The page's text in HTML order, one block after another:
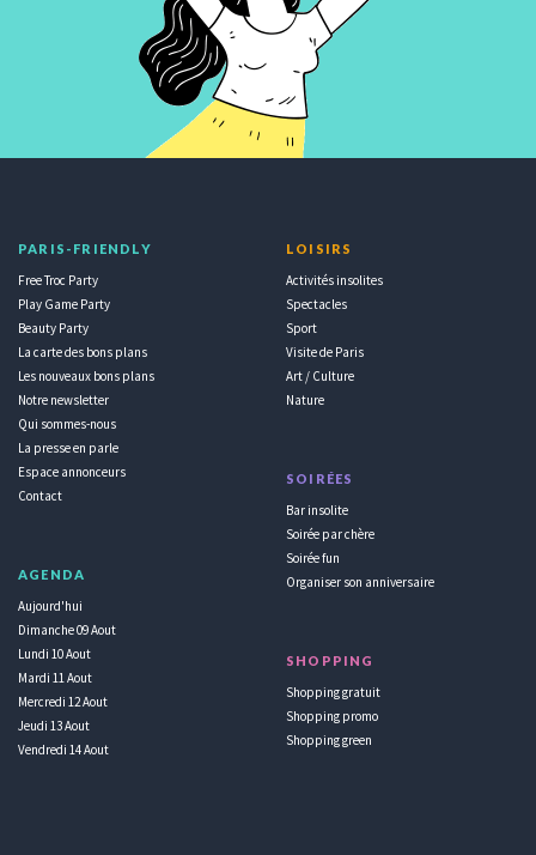
PARIS-FRIENDLY
Free Troc Party
Play Game Party
Beauty Party
La carte des bons plans
Les nouveaux bons plans
Notre newsletter
Qui sommes-nous
La presse en parle
Espace annonceurs
Contact
AGENDA
Aujourd'hui
Dimanche 09 Aout
Lundi 10 Aout
Mardi 11 Aout
Mercredi 12 Aout
Jeudi 13 Aout
Vendredi 14 Aout
LOISIRS
Activités insolites
Spectacles
Sport
Visite de Paris
Art / Culture
Nature
SOIRÉES
Bar insolite
Soirée par chère
Soirée fun
Organiser son anniversaire
SHOPPING
Shopping gratuit
Shopping promo
Shopping green